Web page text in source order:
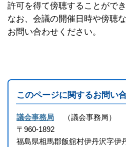
許可を得て傍聴することができ
なお、会議の開催日時や傍聴
お問い合わせください。
このページに関するお問い
議会事務局
議会事務局
〒960-1892
福島県相馬郡飯舘村伊丹沢字伊